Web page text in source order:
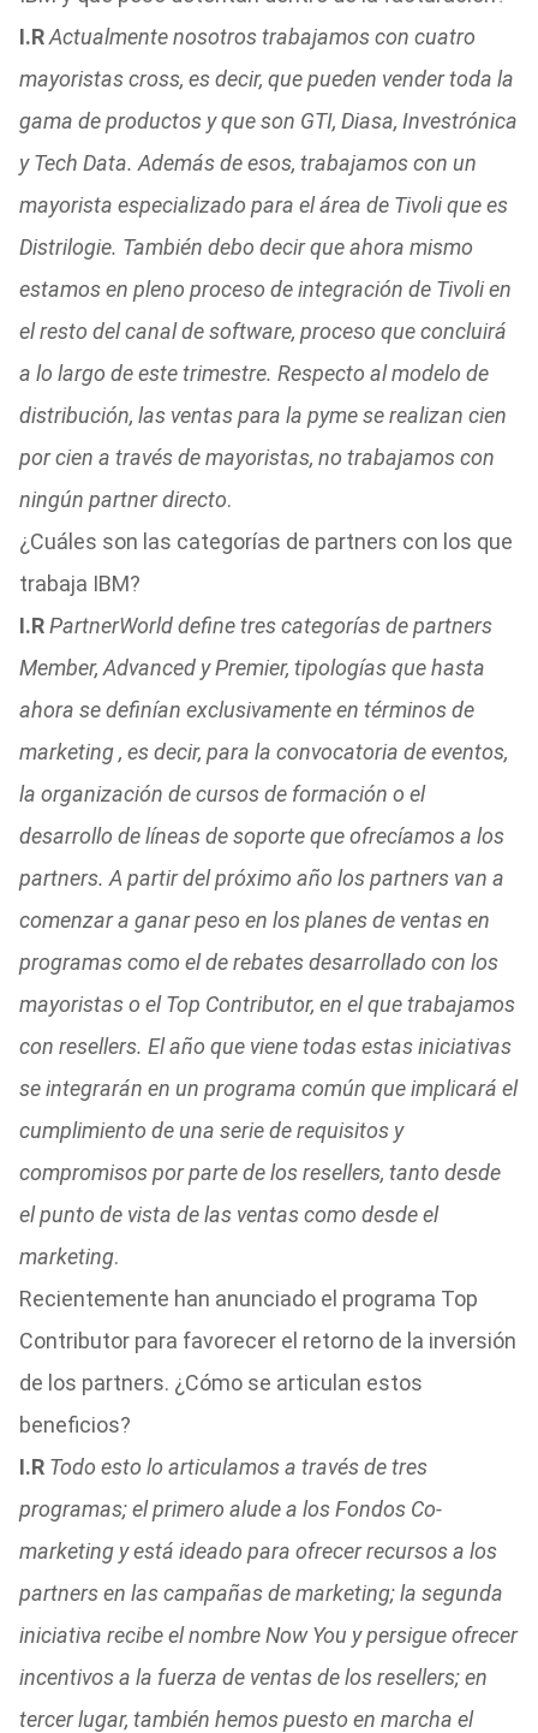
I.RActualmente nosotros trabajamos con cuatro
mayoristas cross, es decir, que pueden vender toda la
gama de productos y que son GTI, Diasa, Investrónica
y Tech Data. Además de esos, trabajamos con un
mayorista especializado para el área de Tivoli que es
Distrilogie. También debo decir que ahora mismo
estamos en pleno proceso de integración de Tivoli en
el resto del canal de software, proceso que concluirá
a lo largo de este trimestre. Respecto al modelo de
distribución, las ventas para la pyme se realizan cien
por cien a través de mayoristas, no trabajamos con
ningún partner directo.
¿Cuáles son las categorías de partners con los que
trabaja IBM?
I.RPartnerWorld define tres categorías de partners
Member, Advanced y Premier, tipologías que hasta
ahora se definían exclusivamente en términos de
marketing , es decir, para la convocatoria de eventos,
la organización de cursos de formación o el
desarrollo de líneas de soporte que ofrecíamos a los
partners. A partir del próximo año los partners van a
comenzar a ganar peso en los planes de ventas en
programas como el de rebates desarrollado con los
mayoristas o el Top Contributor, en el que trabajamos
con resellers. El año que viene todas estas iniciativas
se integrarán en un programa común que implicará el
cumplimiento de una serie de requisitos y
compromisos por parte de los resellers, tanto desde
el punto de vista de las ventas como desde el
marketing.
Recientemente han anunciado el programa Top
Contributor para favorecer el retorno de la inversión
de los partners. ¿Cómo se articulan estos
beneficios?
I.RTodo esto lo articulamos a través de tres
programas; el primero alude a los Fondos Co-
marketing y está ideado para ofrecer recursos a los
partners en las campañas de marketing; la segunda
iniciativa recibe el nombre Now You y persigue ofrecer
incentivos a la fuerza de ventas de los resellers; en
tercer lugar, también hemos puesto en marcha el